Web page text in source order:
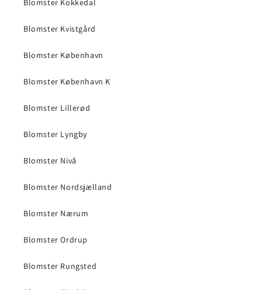
Blomster Kokkedal
Blomster Kvistgård
Blomster København
Blomster København K
Blomster Lillerød
Blomster Lyngby
Blomster Nivå
Blomster Nordsjælland
Blomster Nærum
Blomster Ordrup
Blomster Rungsted